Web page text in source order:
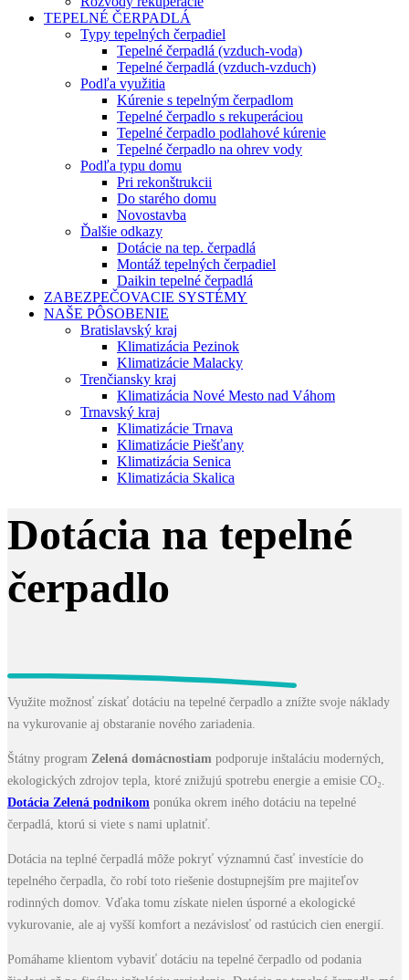
TEPELNÉ ČERPADLÁ
Typy tepelných čerpadiel
Tepelné čerpadlá (vzduch-voda)
Tepelné čerpadlá (vzduch-vzduch)
Podľa využitia
Kúrenie s tepelným čerpadlom
Tepelné čerpadlo s rekuperáciou
Tepelné čerpadlo podlahové kúrenie
Tepelné čerpadlo na ohrev vody
Podľa typu domu
Pri rekonštrukcii
Do starého domu
Novostavba
Ďalšie odkazy
Dotácie na tep. čerpadlá
Montáž tepelných čerpadiel
Daikin tepelné čerpadlá
ZABEZPEČOVACIE SYSTÉMY
NAŠE PÔSOBENIE
Bratislavský kraj
Klimatizácia Pezinok
Klimatizácie Malacky
Trenčiansky kraj
Klimatizácia Nové Mesto nad Váhom
Trnavský kraj
Klimatizácie Trnava
Klimatizácie Piešťany
Klimatizácia Senica
Klimatizácia Skalica
Dotácia na tepelné
čerpadlo
Využite možnosť získať dotáciu na tepelné čerpadlo a znížte svoje náklady
na vykurovanie aj obstaranie nového zariadenia.
Štátny program Zelená domácnostiam podporuje inštaláciu moderných,
ekologických zdrojov tepla, ktoré znižujú spotrebu energie a emisie CO₂.
Dotácia Zelená podnikom ponúka okrem iného dotáciu na tepelné
čerpadlá, ktorú si viete s nami uplatniť.
Dotácia na teplné čerpadlá môže pokryť významnú časť investície do
tepelného čerpadla, čo robí toto riešenie dostupnejším pre majiteľov
rodinných domov. Vďaka tomu získate nielen úsporné a ekologické
vykurovanie, ale aj vyšší komfort a nezávislosť od rastúcich cien energií.
Pomáhame klientom vybaviť dotáciu na tepelné čerpadlo od podania